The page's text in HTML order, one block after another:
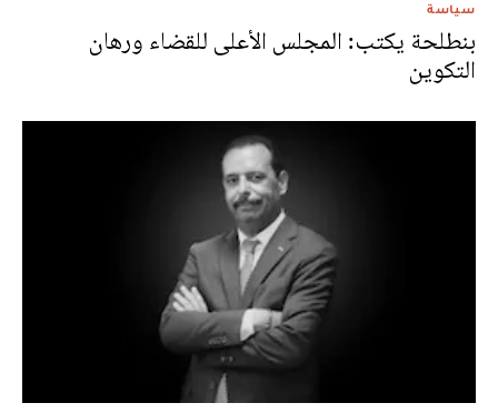
سياسة
بنطلحة يكتب: المجلس الأعلى للقضاء ورهان
التكوين